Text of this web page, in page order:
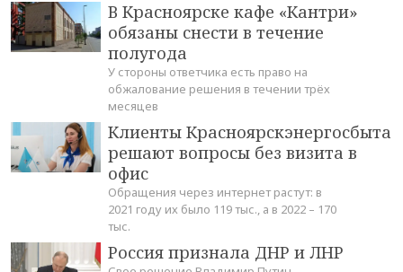
В Красноярске кафе «Кантри»
обязаны снести в течение
полугода
У стороны ответчика есть право на
обжалование решения в течении трёх
месяцев
Клиенты Красноярскэнергосбыта
решают вопросы без визита в
офис
Обращения через интернет растут: в
2021 году их было 119 тыс., а в 2022 – 170
тыс.
Россия признала ДНР и ЛНР